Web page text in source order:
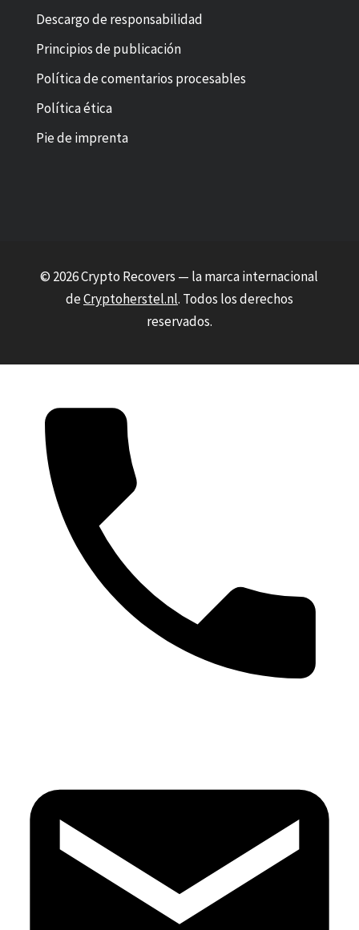
Descargo de responsabilidad
Principios de publicación
Política de comentarios procesables
Política ética
Pie de imprenta
© 2026 Crypto Recovers — la marca internacional
deCryptoherstel.nl. Todos los derechos
reservados.